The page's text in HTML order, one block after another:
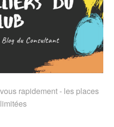
rapidement - les places